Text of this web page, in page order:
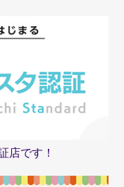
店です！